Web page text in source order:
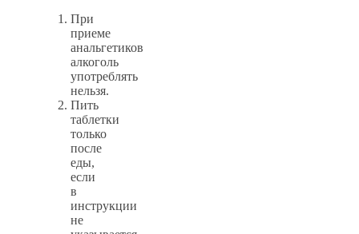
При
приеме
анальгетиков
алкоголь
употреблять
нельзя.
Пить
таблетки
только
после
еды,
если
в
инструкции
не